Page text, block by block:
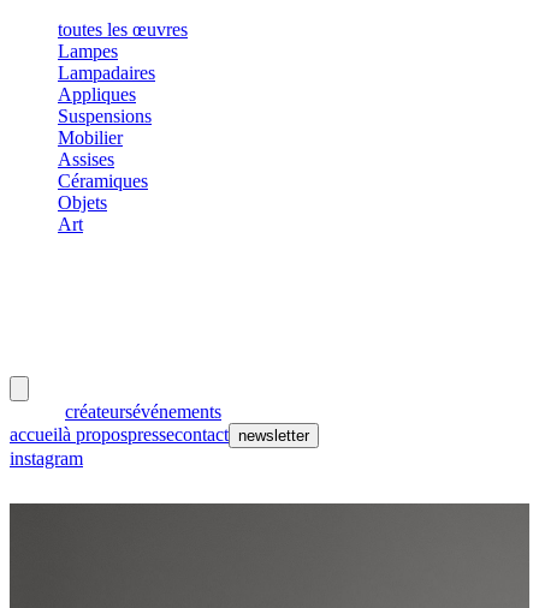
toutes les œuvres
Lampes
Lampadaires
Appliques
Suspensions
Mobilier
Assises
Céramiques
Objets
Art
créateursévénements
accueilà propospressecontact newsletter
instagram